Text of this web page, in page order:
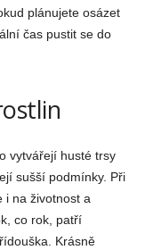
plánujete osázet
čas pustit se do
vytvářejí husté trsy
sušší podmínky. Při
i na životnost a
co rok, patří
Krásně